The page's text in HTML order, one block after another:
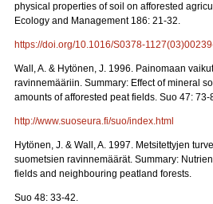
physical properties of soil on afforested
Ecology and Management 186: 21-32.
https://doi.org/10.1016/S0378-
Wall, A. & Hytönen, J. 1996. Painomaan
ravinnemääriin. Summary: Effect of mineral
amounts of afforested peat fields. Suo 47: 73-
http://www.suoseura.fi/suo/index.html
Hytönen, J. & Wall, A. 1997. Metsitettyjen
suometsien ravinnemäärät. Summary:
fields and neighbouring peatland forests.
Suo 48: 33-42.